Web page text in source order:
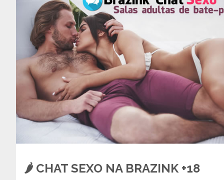
🌶️ CHAT SEXO NA BRAZINK +18